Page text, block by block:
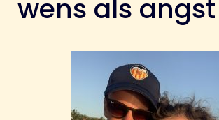
wens als angst